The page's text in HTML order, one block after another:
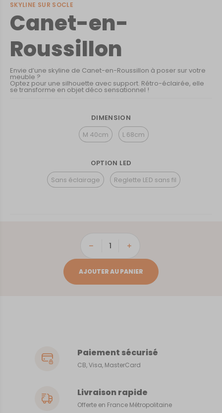
SKYLINE SUR SOCLE
Canet-en-
Roussillon
Envie d’une skyline de Canet-en-Roussillon à poser sur votre
meuble ?
Optez pour une silhouette avec support. Rétro-éclairée, elle
se transforme en objet déco sensationnel !
DIMENSION
M 40cm
L 68cm
OPTION LED
Sans éclairage
Reglette LED sans fil
quantité
Canet-
AJOUTER AU PANIER
Paiement sécurisé
CB, Visa, MasterCard
Livraison rapide
Offerte en France Métropolitaine